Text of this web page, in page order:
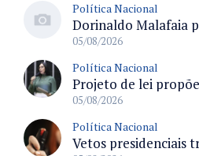
Política Nacional
05/08/2026
Política Nacional
05/08/2026
Política Nacional